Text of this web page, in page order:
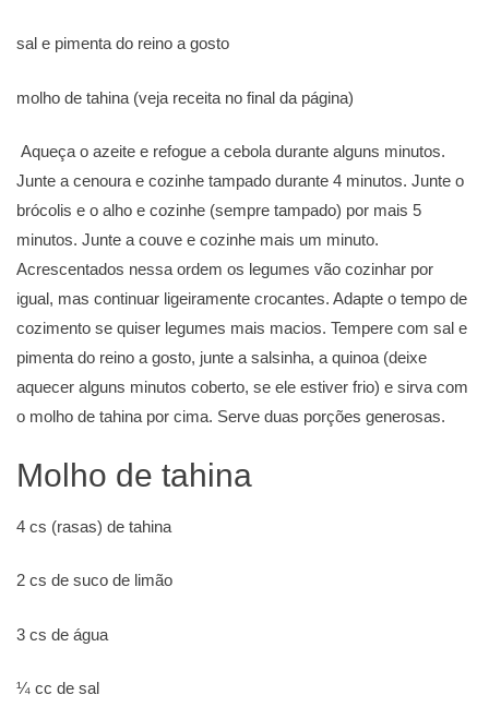
sal e pimenta do reino a gosto
molho de tahina (veja receita no final da página)
Aqueça o azeite e refogue a cebola durante alguns minutos.
Junte a cenoura e cozinhe tampado durante 4 minutos. Junte o
brócolis e o alho e cozinhe (sempre tampado) por mais 5
minutos. Junte a couve e cozinhe mais um minuto.
Acrescentados nessa ordem os legumes vão cozinhar por
igual, mas continuar ligeiramente crocantes. Adapte o tempo de
cozimento se quiser legumes mais macios. Tempere com sal e
pimenta do reino a gosto, junte a salsinha, a quinoa (deixe
aquecer alguns minutos coberto, se ele estiver frio) e sirva com
o molho de tahina por cima. Serve duas porções generosas.
Molho de tahina
4 cs (rasas) de tahina
2 cs de suco de limão
3 cs de água
¼ cc de sal